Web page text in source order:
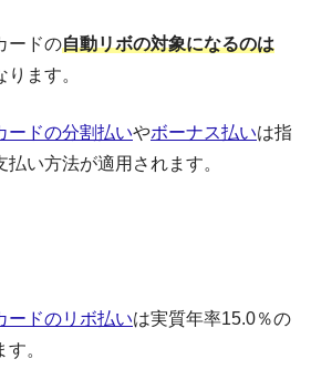
ードの自動リボの対象になるのは
ります。
ードの分割払いやボーナス払いは指
い方法が適用されます。
ードのリボ払いは実質年率15.0％の
。